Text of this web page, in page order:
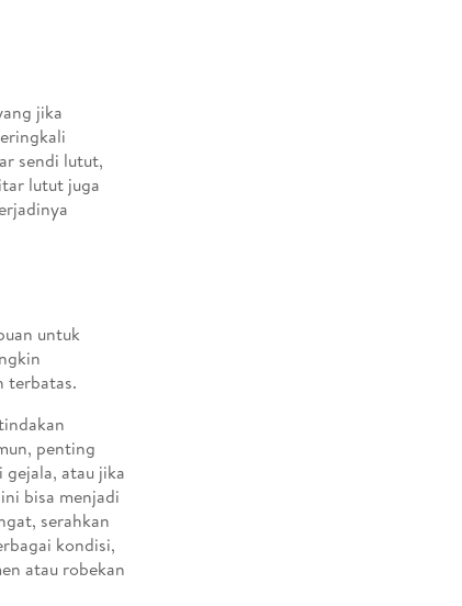
jika
sendi lutut,
lutut juga
untuk
terbatas.
penting
atau jika
bisa menjadi
serahkan
kondisi,
atau robekan